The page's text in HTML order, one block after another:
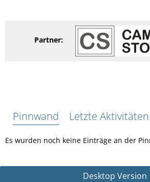
Partner:
Pinnwand Letzte Aktivitäten
Es wurden noch keine Einträge an der
Desktop Version